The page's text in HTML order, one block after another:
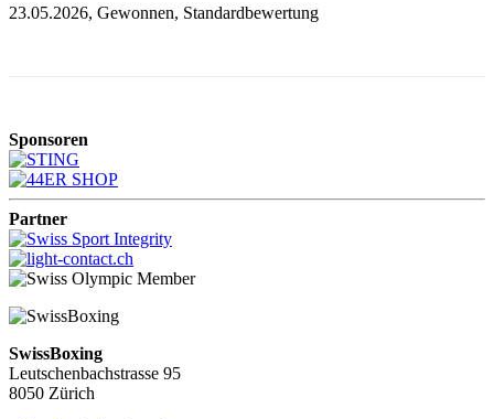
23.05.2026, Gewonnen, Standardbewertung
Sponsoren
Partner
SwissBoxing
Leutschenbachstrasse 95
8050 Zürich